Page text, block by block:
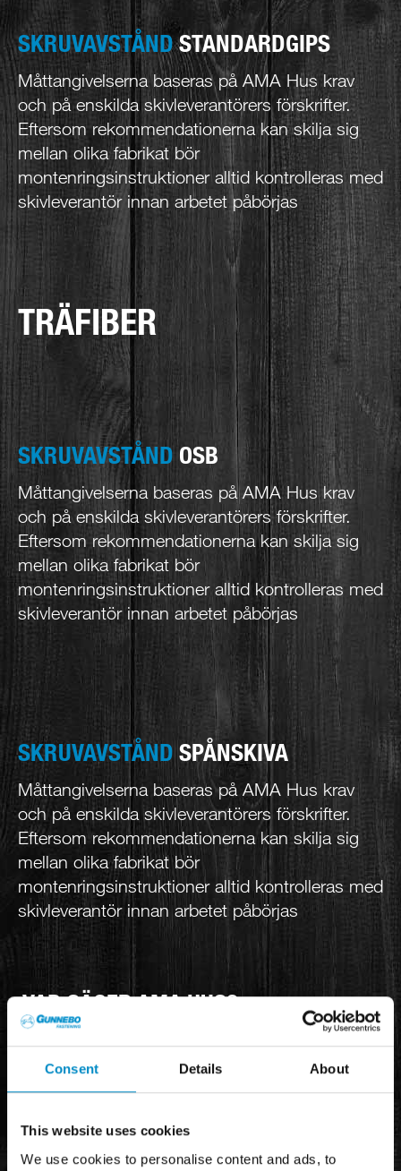
Consent Details About
This website uses cookies
We use cookies to personalise content and ads, to
SKRUVAVSTÅNDSTANDARDGIPS
Måttangivelserna baseras på AMA Hus krav
och på enskilda skivleverantörers förskrifter.
Eftersom rekommendationerna kan skilja sig
mellan olika fabrikat bör
montenringsinstruktioner alltid kontrolleras med
skivleverantör innan arbetet påbörjas
TRÄFIBER
SKRUVAVSTÅND OSB
Måttangivelserna baseras på AMA Hus krav
och på enskilda skivleverantörers förskrifter.
Eftersom rekommendationerna kan skilja sig
mellan olika fabrikat bör
montenringsinstruktioner alltid kontrolleras med
skivleverantör innan arbetet påbörjas
SKRUVAVSTÅND SPÅNSKIVA
Måttangivelserna baseras på AMA Hus krav
och på enskilda skivleverantörers förskrifter.
Eftersom rekommendationerna kan skilja sig
mellan olika fabrikat bör
montenringsinstruktioner alltid kontrolleras med
skivleverantör innan arbetet påbörjas
VAD SÄGER AMA HUS?
SKIKT AV SKIVOR AV TRÄ ELLER
TRÄBASERAT MATERIAL
“Vid skruvning mot underlag av trä väljs skruv
tjocklek för erhållande av maximal anliggning.”